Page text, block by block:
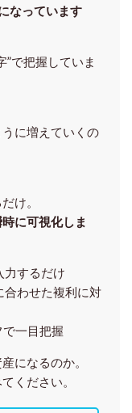
なっています
”で把握していま
に増えていくの
け。
に可視化しま
力するだけ
合わせた複利に対
一目把握
になるのか。
ください。